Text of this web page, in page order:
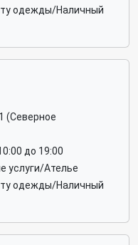
одежды/Наличный
(Северное
до 19:00
услуги/Ателье
одежды/Наличный